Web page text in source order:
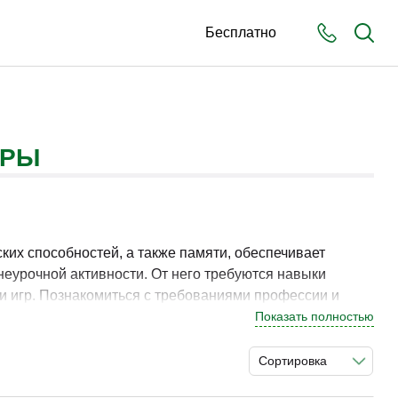
Бесплатно
способностей, а также памяти, обеспечивает
активности. От него требуются навыки
игр. Познакомиться с требованиями профессии и
Показать полностью
Сортировка